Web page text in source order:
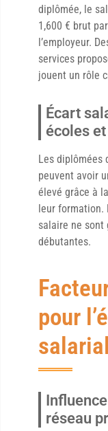
diplômée, le
1,600 € brut
l’employeur.
services
jouent un rôle
Écart
écoles
Les diplômées
peuvent avoir
élevé grâce à
leur formation.
salaire ne sont
débutantes.
pour
réseau